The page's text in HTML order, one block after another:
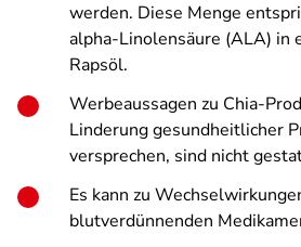
werden. Diese Menge
alpha-Linolensäure (ALA) in
Rapsöl.
Werbeaussagen zu Chia-
Linderung gesundheitlicher
versprechen, sind nicht
Es kann zu
blutverdünnenden